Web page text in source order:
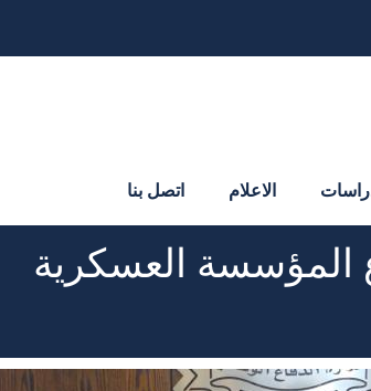
الاعلام اتصل بنا
المؤسسة العسكرية